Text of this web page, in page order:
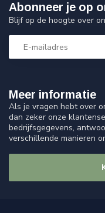
Meer informatie
Als je vragen hebt over
dan zeker onze
bedrijfsgegevens,
verschillende manieren
Abonneer je op
Blijf op de hoogte over